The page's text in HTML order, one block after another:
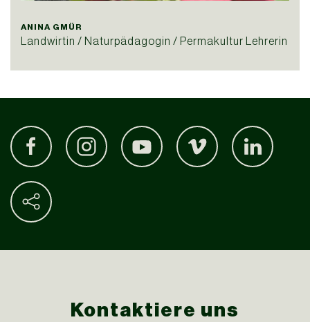
ANINA GMÜR
Landwirtin / Naturpädagogin / Permakultur Lehrerin
Kontaktiere uns